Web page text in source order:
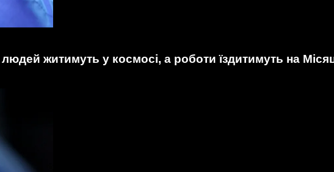
житимуть у космосі, а роботи їздитимуть на